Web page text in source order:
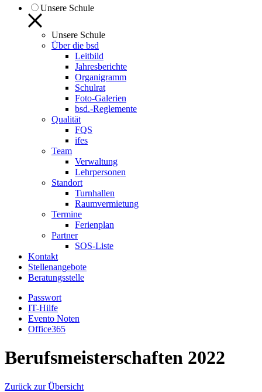
Unsere Schule
Unsere Schule
Über die bsd
Leitbild
Jahresberichte
Organigramm
Schulrat
Foto-Galerien
bsd.-Reglemente
Qualität
FQS
ifes
Team
Verwaltung
Lehrpersonen
Standort
Turnhallen
Raumvermietung
Termine
Ferienplan
Partner
SOS-Liste
Kontakt
Stellenangebote
Beratungsstelle
Passwort
IT-Hilfe
Evento Noten
Office365
Berufsmeisterschaften 2022
Zurück zur Übersicht